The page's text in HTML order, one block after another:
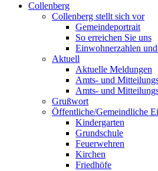
Collenberg
Collenberg stellt sich vor
Gemeindeportrait
So erreichen Sie uns
Einwohnerzahlen
Aktuell
Aktuelle Meldungen
Amts- und
Amts- und
Grußwort
Öffentliche/Gemeindliche
Kindergarten
Grundschule
Feuerwehren
Kirchen
Friedhöfe